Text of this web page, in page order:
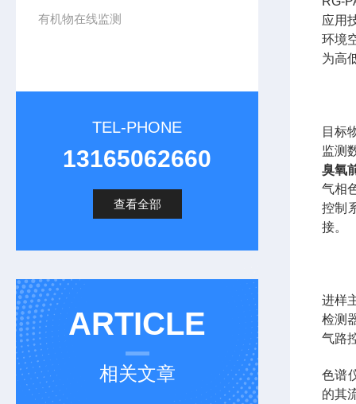
有机物在线监测
TEL-PHONE
13165062660
查看全部
ARTICLE
相关文章
应用
环境
为高
目标
监测
臭氧
气相
控制
接。
进样
检测
气路
色谱
的其